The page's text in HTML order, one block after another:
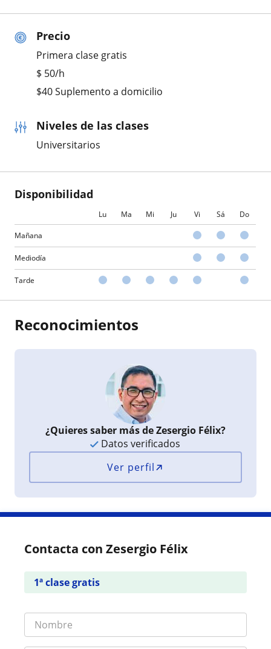
Precio
Primera clase gratis
$ 50/h
$40 Suplemento a domicilio
Niveles de las clases
Universitarios
Disponibilidad
Lu Ma Mi Ju Vi Sá Do
Mañana
Mediodía
Tarde
Reconocimientos
¿Quieres saber más de Zesergio Félix?
Datos verificados
Ver perfil
Contacta con Zesergio Félix
1ª clase gratis